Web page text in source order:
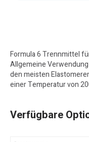
Formula 6 Trennmittel
Allgemeine
den meisten
einer Temperatur von
Verfügbare